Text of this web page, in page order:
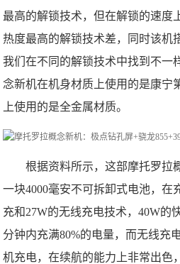
最高的解锁技术，但在解锁的速度
热度最高的解锁技术差，同时该机
我们在不同的解锁技术中找到不一
念新机在机身材质上使用的是康宁
上使用的是全金属材质。
根据资料所示，这部摩托罗拉
一块4000毫安不可拆卸式电池，在
充和27W的无线充电技术，40W的
分钟内充满80%的电量，而无线充
机充电，在续航的能力上非常出色